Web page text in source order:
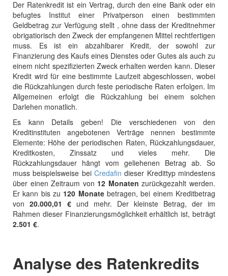
Der Ratenkredit ist ein Vertrag, durch den eine Bank oder ein
befugtes Institut einer Privatperson einen bestimmten
Geldbetrag zur Verfügung stellt , ohne dass der Kreditnehmer
obrigatiorisch den Zweck der empfangenen Mittel rechtfertigen
muss. Es ist ein abzahlbarer Kredit, dersowohl zur
Finanzierung des Kaufs eines Dienstes oder Gutes als auch zu
einem nicht spezifizierten Zweck erhalten werden kann. Dieser
Kredit wird für eine bestimmte Laufzeit abgeschlossen, wobei
die Rückzahlungen durch feste periodische Raten erfolgen. Im
Allgemeinen erfolgt die Rückzahlung bei einem solchen
Darlehen monatlich.
Es kann Details geben! Die verschiedenen von den
Kreditinstituten angebotenen Verträge nennen bestimmte
Elemente: Höhe der periodischen Raten, Rückzahlungsdauer,
Kreditkosten, Zinssatz und vieles mehr. Die
Rückzahlungsdauer hängt vom geliehenen Betrag ab. So
muss beispielsweise bei Credafin dieser Kredittyp mindestens
über einen Zeitraum von 12 Monaten zurückgezahlt werden.
Er kann bis zu 120 Monatebetragen, bei einem Kreditbetrag
von 20.000,01 € und mehr. Der kleinste Betrag, der im
Rahmen dieser Finanzierungsmöglichkeit erhältlich ist, beträgt
2.501 €.
Analyse des Ratenkredits